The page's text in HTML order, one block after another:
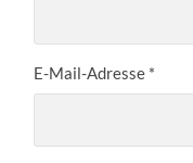
E-Mail-Adresse *